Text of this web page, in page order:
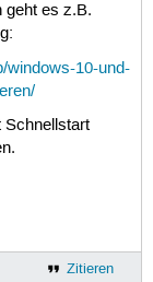
geht es z.B.
windows-10-und-
Zitieren